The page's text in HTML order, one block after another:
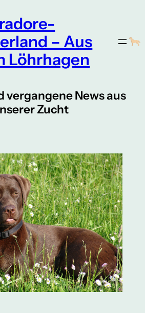
– Aus
Löhrhagen
vergangene News aus
Zucht